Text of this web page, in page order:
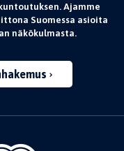
Ajamme
Suomessa asioita
näkökulmasta.